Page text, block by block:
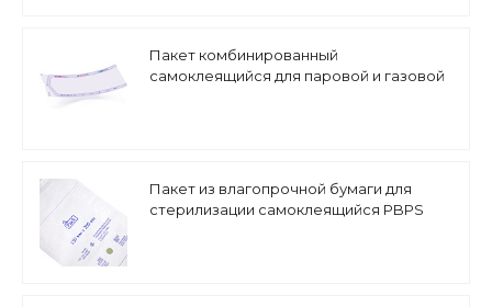
Пакет комбинированный
самоклеящийся для паровой и газовой
Пакет из влагопрочной бумаги для
стерилизации самоклеящийся PBPS